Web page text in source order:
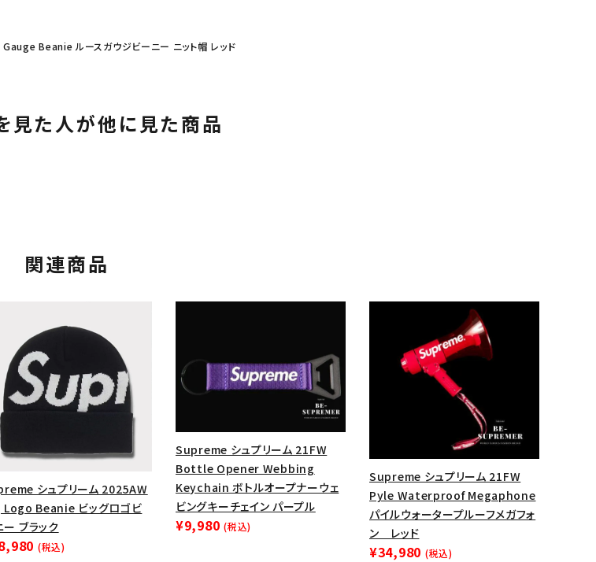
Beanie ルースガウジビーニー ニット帽 レッド
見た人が他に見た商品
関連商品
シュプリーム 2025AW
Beanie ビッグロゴビ
ー ブラック
(税込)
Supreme シュプリーム 21FW
Bottle Opener Webbing
Keychain ボトルオープナーウェ
ビングキーチェイン パープル
¥9,980 (税込)
Supreme シュプリーム 21FW
Pyle Waterproof Megaphone
パイルウォータープルーフメガフォ
ン レッド
¥34,980 (税込)